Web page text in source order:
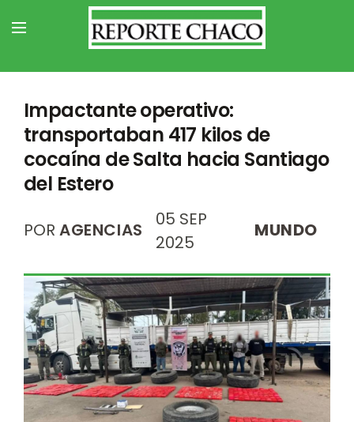
Impactante operativo:
transportaban 417 kilos de
cocaína de Salta hacia Santiago
del Estero
POR AGENCIAS
05 SEP
2025
MUNDO